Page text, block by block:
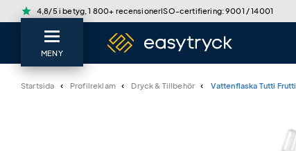
star 4,8/5 i betyg, 1 800+ recensionerISO-certifiering: 9001 / 14001
MENY
Startsida Profilreklam Dryck & Tillbehör Vattenflaska Tutti Frutti